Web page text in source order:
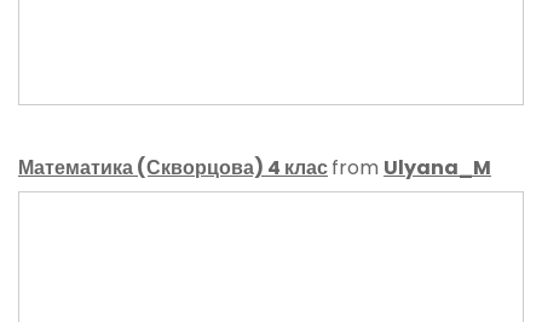
Математика (Скворцова) 4 класfrom Ulyana_M